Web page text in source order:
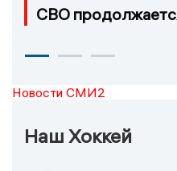
СВО
Новости СМИ2
Наш Хоккей